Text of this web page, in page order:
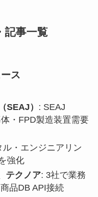
記事一覧
ス
SEAJ） : SEAJ
・FPD製造装置需要
・エンジニアリン
強化
テクノア: 3社で業務
品DB API接続